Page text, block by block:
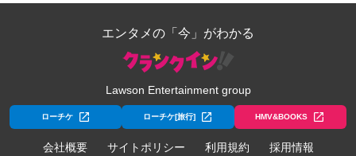
エンタメの「今」がわかる
Lawson Entertainment group
ローチケ ローチケ[旅行] HMV&BOOKS
会社概要 サイトポリシー 利用規約 採用情報